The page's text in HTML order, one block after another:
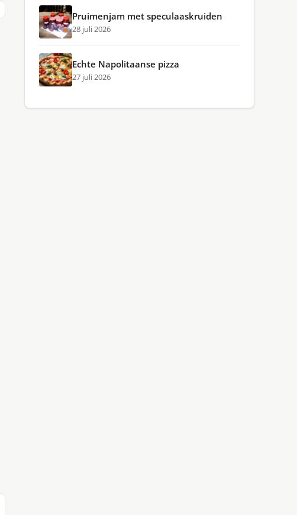
Pruimenjam met speculaaskruiden
28 juli 2026
Echte Napolitaanse pizza
27 juli 2026